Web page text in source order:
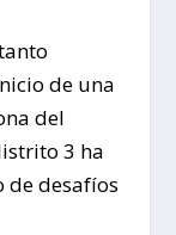
de una
del
3 ha
de desafíos